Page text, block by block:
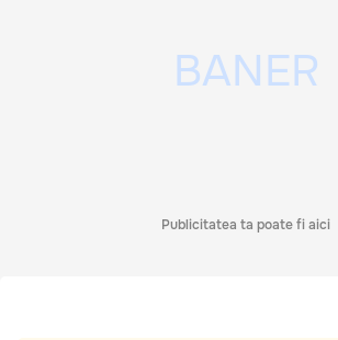
Publicitatea ta poate fi aici